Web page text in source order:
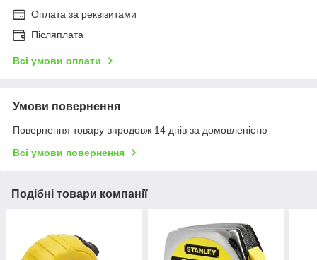
Оплата за реквізитами
Післяплата
Всі умови оплати
Умови повернення
Повернення товару впродовж 14 днів за домовленістю
Всі умови повернення
Подібні товари компанії